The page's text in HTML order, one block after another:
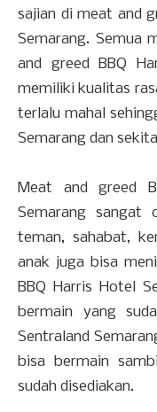
sajian di meat and
Semarang. Semua
and greed BBQ
memiliki kualitas
terlalu mahal
Semarang dan
Meat and greed
Semarang sangat
teman, sahabat,
anak juga bisa
BBQ Harris Hotel
bermain yang
Sentraland
bisa bermain
sudah disediakan.